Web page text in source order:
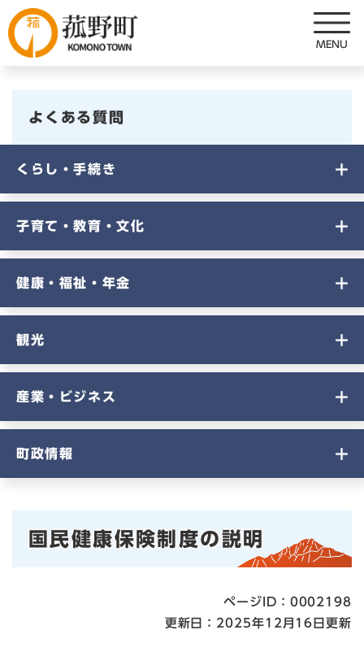
ー
ジ
す
よくある質問
くらし・手続き
子育て・教育・文化
健康・福祉・年金
観光
産業・ビジネス
町政情報
国民健康保険制度の説明
ページID：0002198
更新日：2025年12月16日更新